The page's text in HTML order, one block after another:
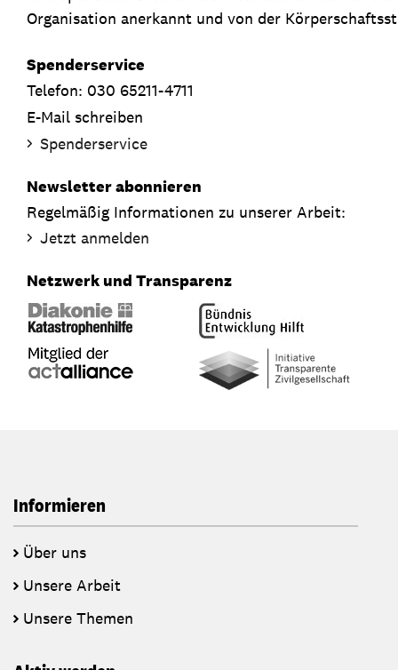
Organisation anerkannt und von der
Spenderservice
Telefon: 030 65211-4711
E-Mail schreiben
Spenderservice
Newsletter abonnieren
Regelmäßig Informationen zu unserer Arbeit:
Jetzt anmelden
Netzwerk und Transparenz
Informieren
Über uns
Unsere Arbeit
Unsere Themen